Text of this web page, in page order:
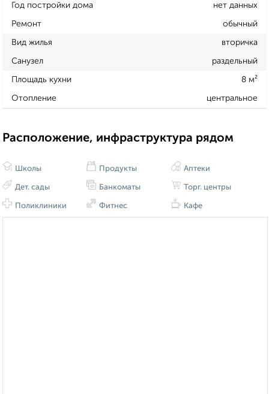
Год постройки дома нет данных
Ремонт обычный
Вид жилья вторичка
Санузел раздельный
Площадь кухни 8 м²
Отопление центральное
Расположение, инфраструктура рядом
Школы
Дет. сады
Поликлиники
Продукты
Банкоматы
Фитнес
Аптеки
Торг. центры
Кафе